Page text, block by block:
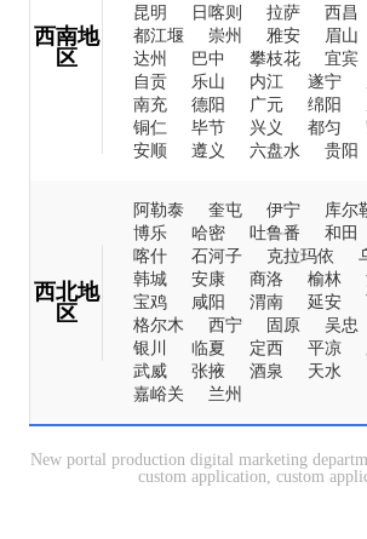
西南地
区
昆明
日喀则 拉萨 西昌
都江堰
崇州 雅安 眉山
达州
巴中 攀枝花 宜宾
自贡
乐山 内江 遂宁
南充
德阳 广元 绵阳
铜仁
毕节 兴义 都匀
安顺
遵义 六盘水 贵阳
西北地
区
阿勒泰 奎屯 伊宁 库尔
博乐
哈密 吐鲁番 和田
喀什
石河子 克拉玛依
韩城
安康 商洛 榆林
宝鸡
咸阳 渭南 延安
格尔木
西宁 固原 吴忠
银川
临夏 定西 平凉
武威
张掖 酒泉 天水
嘉峪关
兰州
New portal production digital marketing
custom application, custom